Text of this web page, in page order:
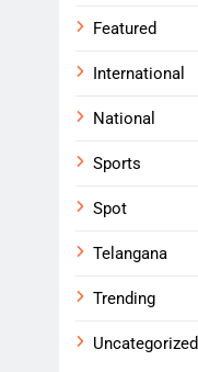
Featured
International
National
Sports
Spot
Telangana
Trending
Uncategorized